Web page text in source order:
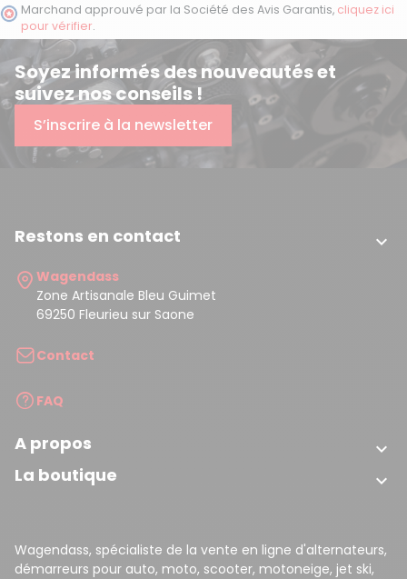
Marchand approuvé par la Société des Avis Garantis, cliquez ici
pour vérifier.
Soyez informés des nouveautés et
suivez nos conseils !
S’inscrire à la newsletter
Restons en contact 
Wagendass
Zone Artisanale Bleu Guimet
69250 Fleurieu sur Saone
Contact
FAQ
A propos 
La boutique 
Wagendass, spécialiste de la vente en ligne d'alternateurs,
démarreurs pour auto, moto, scooter, motoneige, jet ski,